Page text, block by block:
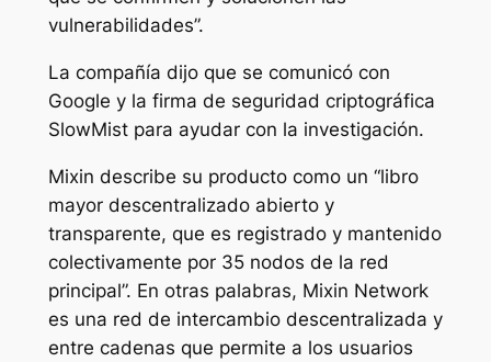
vulnerabilidades”.
La compañía dijo que se comunicó con
Google y la firma de seguridad criptográfica
SlowMist para ayudar con la investigación.
Mixin describe su producto como un “libro
mayor descentralizado abierto y
transparente, que es registrado y mantenido
colectivamente por 35 nodos de la red
principal”. En otras palabras, Mixin Network
es una red de intercambio descentralizada y
entre cadenas que permite a los usuarios